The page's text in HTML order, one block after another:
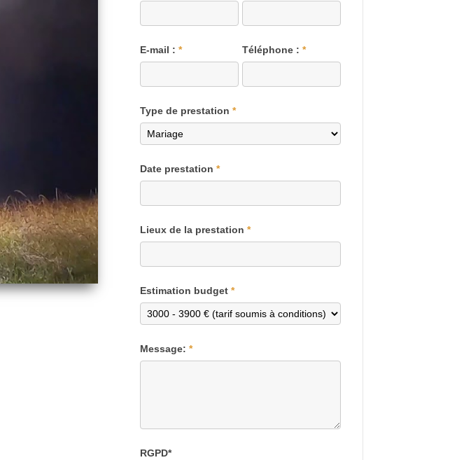
E-mail : * Téléphone :*
Type de prestation *
Date prestation *
Lieux de la prestation *
Estimation budget *
Message: *
RGPD*